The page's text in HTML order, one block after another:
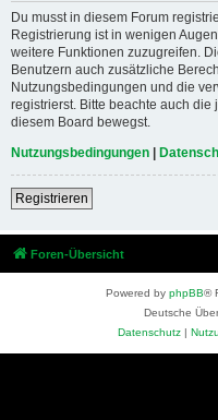
Du musst in diesem Forum
Registrierung ist in wenigen
weitere Funktionen zuzugreifen.
Benutzern auch zusätzliche
Nutzungsbedingungen und die
registrierst. Bitte beachte auch
diesem Board bewegst.
Nutzungsbedingungen |
Registrieren
Foren-Übersicht
Powered by phpBB®
Deutsche
Datenschutz |